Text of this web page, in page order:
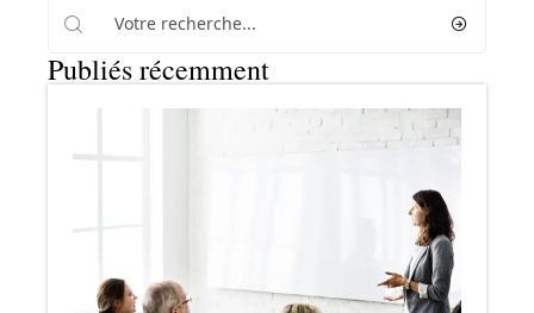
Publiés récemment